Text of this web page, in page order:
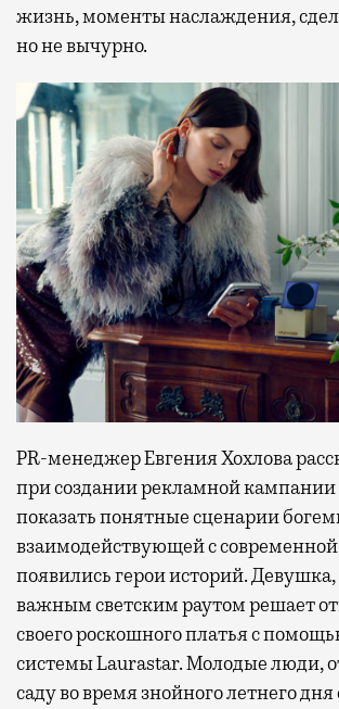
жизнь, моменты наслаждения,
но не вычурно.
PR-менеджер Евгения Хохлова
при создании рекламной кампании
показать понятные сценарии
взаимодействующей с
появились герои историй. Девушка,
важным светским раутом решает
своего роскошного платья с
системы Laurastar. Молодые люди,
саду во время знойного летнего дня